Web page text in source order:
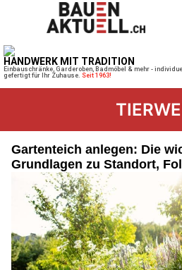
Gartenteich anlegen: Die
Grundlagen zu Standort,